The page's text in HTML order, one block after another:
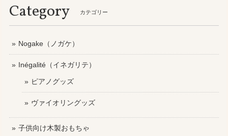
Category カテゴリー
Nogake（ノガケ）
Inégalité（イネガリテ）
ピアノグッズ
ヴァイオリングッズ
子供向け木製おもちゃ